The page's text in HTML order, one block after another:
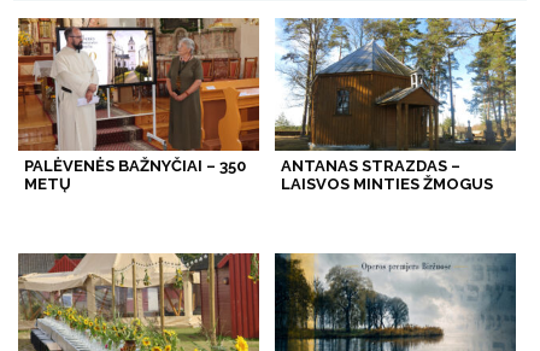
PALĖVENĖS BAŽNYČIAI – 350
METŲ
ANTANAS STRAZDAS –
LAISVOS MINTIES ŽMOGUS